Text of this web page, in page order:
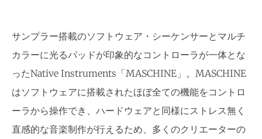
サンプラー搭載のソフトウェア・シーケンサーとマルチ
カラーに光るパッドが印象的なコントローラが一体とな
ったNative Instruments「MASCHINE」。MASCHINE
はソフトウェアに搭載されたほぼ全ての機能をコントロ
ーラから操作でき、ハードウェアと同様にストレス無く
直感的な音楽制作が行えるため、多くのクリエーターの